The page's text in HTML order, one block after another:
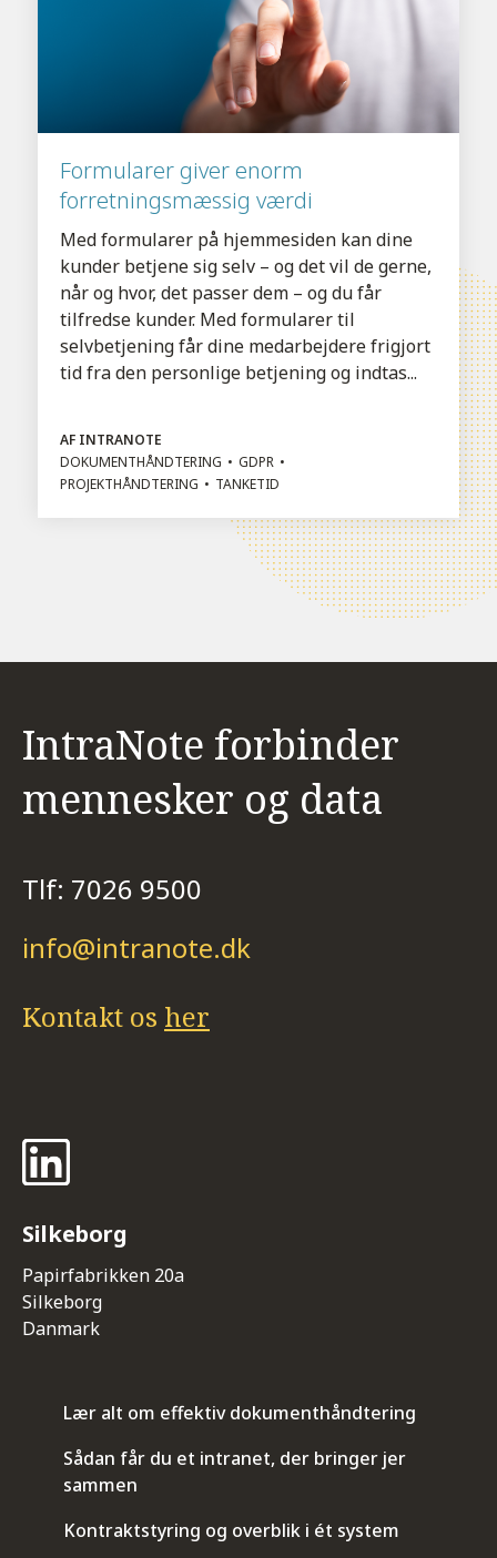
Formularer giver enorm
forretningsmæssig værdi
Med formularer på hjemmesiden kan dine
kunder betjene sig selv – og det vil de gerne,
når og hvor, det passer dem – og du får
tilfredse kunder. Med formularer til
selvbetjening får dine medarbejdere frigjort
tid fra den personlige betjening og indtas...
AF INTRANOTE
DOKUMENTHÅNDTERING
GDPR
PROJEKTHÅNDTERING
TANKETID
IntraNote forbinder
mennesker og data
Tlf: 7026 9500
info@intranote.dk
Kontakt os her
Silkeborg
Papirfabrikken 20a
Silkeborg
Danmark
Lær alt om effektiv dokumenthåndtering
Sådan får du et intranet, der bringer jer
sammen
Kontraktstyring og overblik i ét system